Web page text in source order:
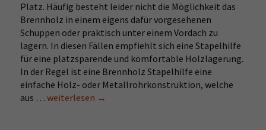
Platz. Häufig besteht leider nicht die Möglichkeit das
Brennholz in einem eigens dafür vorgesehenen
Schuppen oder praktisch unter einem Vordach zu
lagern. In diesen Fällen empfiehlt sich eine Stapelhilfe
für eine platzsparende und komfortable Holzlagerung.
In der Regel ist eine Brennholz Stapelhilfe eine
einfache Holz- oder Metallrohrkonstruktion, welche
aus …Brennholz-
weiterlesen →